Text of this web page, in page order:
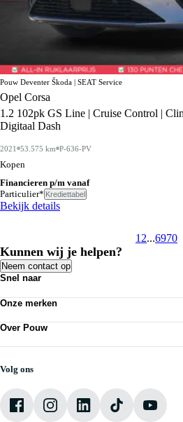
Pouw Deventer Škoda | SEAT Service
Opel Corsa
1.2 102pk GS Line | Cruise Control |
Digitaal Dash
2021 53.575 km P-636-PV
Kopen
Financieren p/m vanaf
Particulier* Krediettabel
Bekijk details
12...6970
Kunnen wij je helpen?
Neem contact op
Snel naar
Bedrijfswagens
Nieuws
Vestigingen
Onze merken
Audi
Škoda
VW Bedrijfswagens
Over Pouw
Over Pouw
Vacatures
Volg ons